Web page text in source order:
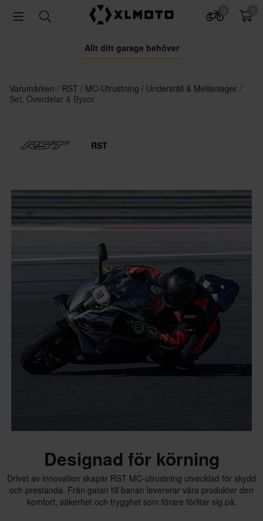
Allt ditt garage behöver
Varumärken RST MC-Utrustning
Underställ & Mellanlager
Set, Överdelar & Byxor
RST
Designad för körning
Drivet av innovation skapar RST MC-utrustning utvecklad för skydd
och prestanda. Från gatan till banan levererar våra produkter den
komfort, säkerhet och trygghet som förare förlitar sig på.